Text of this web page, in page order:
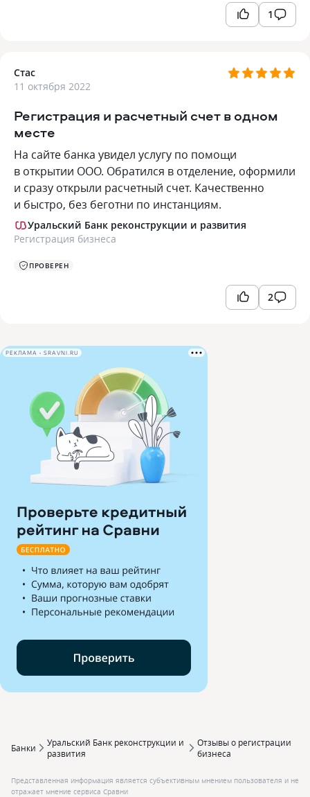
1
Стас
11 октября 2022
Регистрация и расчетный счет в одном
месте
На сайте банка увидел услугу по помощи
в открытии ООО. Обратился в отделение, оформили
и сразу открыли расчетный счет. Качественно
и быстро, без беготни по инстанциям.
Уральский Банк реконструкции и развития
Регистрация бизнеса
ПРОВЕРЕН
2
РЕКЛАМА • SRAVNI.RU
Банки
Уральский Банк реконструкции и
развития
Отзывы о регистрации
бизнеса
Представленная информация является субъективным мнением пользователя и не
отражает мнение сервиса Сравни